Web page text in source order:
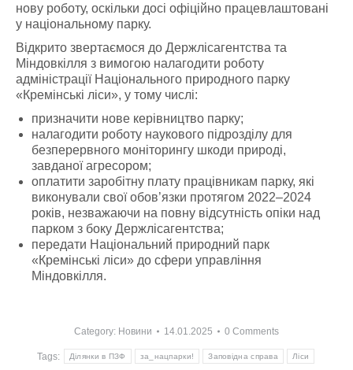
нову роботу, оскільки досі офіційно працевлаштовані
у національному парку.
Відкрито звертаємося до Держлісагентства та
Міндовкілля з вимогою налагодити роботу
адміністрації Національного природного парку
«Кремінські ліси», у тому числі:
призначити нове керівництво парку;
налагодити роботу наукового підрозділу для
безперервного моніторингу шкоди природі,
завданої агресором;
оплатити заробітну плату працівникам парку, які
виконували свої обов’язки протягом 2022–2024
років, незважаючи на повну відсутність опіки над
парком з боку Держлісагентства;
передати Національний природний парк
«Кремінські ліси» до сфери управління
Міндовкілля.
Category: Новини 14.01.2025 0 Comments
Tags: Ділянки в ПЗФ за_нацпарки! Заповідна справа Ліси